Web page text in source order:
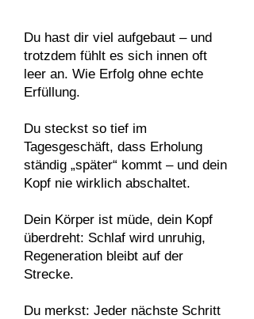
Du hast dir viel aufgebaut – und
trotzdem fühlt es sich innen oft
leer an. Wie Erfolg ohne echte
Erfüllung.
Du steckst so tief im
Tagesgeschäft, dass Erholung
ständig „später“ kommt – und dein
Kopf nie wirklich abschaltet.
Dein Körper ist müde, dein Kopf
überdreht: Schlaf wird unruhig,
Regeneration bleibt auf der
Strecke.
Du merkst: Jeder nächste Schritt